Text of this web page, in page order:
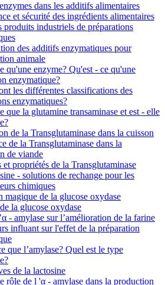
dans les additifs alimentaires
et sécurité des ingrédients alimentaires
produits industriels de préparations
des additifs enzymatiques pour
animale
qu'une enzyme? Qu'est - ce qu'une
enzymatique?
les différentes classifications des
enzymatiques?
que la glutamine transaminase et est - elle
de la Transglutaminase dans la cuisson
de la Transglutaminase dans la
de viande
et propriétés de la Transglutaminase
- solutions de rechange pour les
chimiques
magique de la glucose oxydase
la glucose oxydase
- amylase sur l’amélioration de la farine
influant sur l'effet de la préparation
que l’amylase? Quel est le type
de la lactosine
rôle de l 'α - amylase dans la production